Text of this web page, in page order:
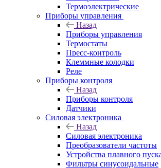
Термоэлектрические
Приборы управления
Назад
Приборы управления
Термостаты
Пресс-контроль
Клеммные колодки
Реле
Приборы контроля
Назад
Приборы контроля
Датчики
Силовая электроника
Назад
Силовая электроника
Преобразователи частоты
Устройства плавного
Фильтры синусоидальные